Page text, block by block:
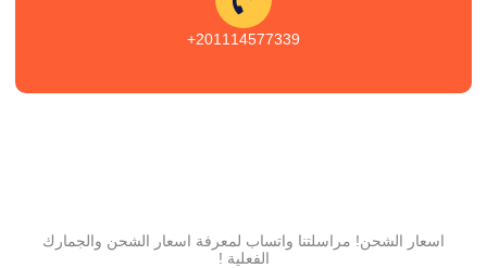
201114577339+
اسعار الشحن! مراسلتنا واتساب لمعرفة اسعار الشحن والجمارك
الفعلية !